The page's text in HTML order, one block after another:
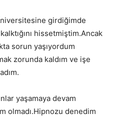
girdiğimde
hissetmiştim.Ancak
sorun yaşıyordum
zorunda kaldım ve işe
yaşamaya devam
olmadı.Hipnozu denedim